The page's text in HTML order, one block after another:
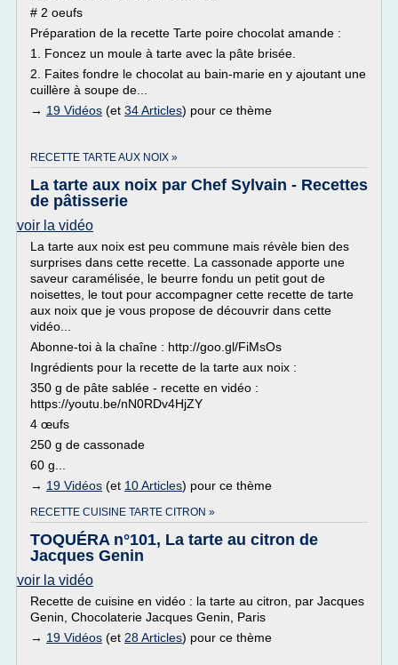
# 2 oeufs
Préparation de la recette Tarte poire chocolat amande :
1. Foncez un moule à tarte avec la pâte brisée.
2. Faites fondre le chocolat au bain-marie en y ajoutant une
cuillère à soupe de...
→ 19 Vidéos (et 34 Articles) pour ce thème
RECETTE TARTE AUX NOIX »
La tarte aux noix par Chef Sylvain - Recettes
de pâtisserie
voir la vidéo
La tarte aux noix est peu commune mais révèle bien des
surprises dans cette recette. La cassonade apporte une
saveur caramélisée, le beurre fondu un petit gout de
noisettes, le tout pour accompagner cette recette de tarte
aux noix que je vous propose de découvrir dans cette
vidéo...
Abonne-toi à la chaîne : http://goo.gl/FiMsOs
Ingrédients pour la recette de la tarte aux noix :
350 g de pâte sablée - recette en vidéo :
https://youtu.be/nN0RDv4HjZY
4 œufs
250 g de cassonade
60 g...
→ 19 Vidéos (et 10 Articles) pour ce thème
RECETTE CUISINE TARTE CITRON »
TOQUÉRA n°101, La tarte au citron de
Jacques Genin
voir la vidéo
Recette de cuisine en vidéo : la tarte au citron, par Jacques
Genin, Chocolaterie Jacques Genin, Paris
→ 19 Vidéos (et 28 Articles) pour ce thème